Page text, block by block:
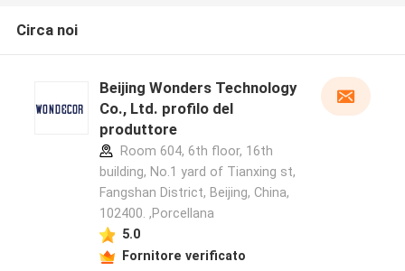
Circa noi
Beijing Wonders Technology
Co., Ltd. profilo del
produttore
Room 604, 6th floor, 16th
building, No.1 yard of Tianxing st,
Fangshan District, Beijing, China,
102400. ,Porcellana
5.0
Fornitore verificato